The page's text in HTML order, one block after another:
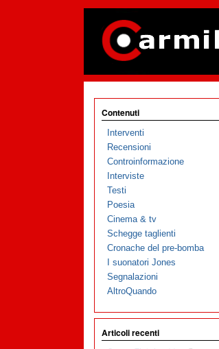
Contenuti
Interventi
Recensioni
Controinformazione
Interviste
Testi
Poesia
Cinema & tv
Schegge taglienti
Cronache del pre-bomba
I suonatori Jones
Segnalazioni
AltroQuando
Articoli recenti